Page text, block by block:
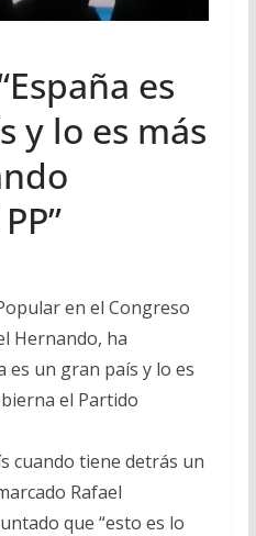
es
y lo es más
en el Congreso
Hernando, ha
es un gran país y lo es
el Partido
cuando tiene detrás un
Rafael
que “esto es lo